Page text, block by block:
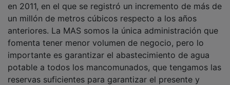
en 2011, en el que se registró un incremento de más de
un millón de metros cúbicos respecto a los años
anteriores. La MAS somos la única administración que
fomenta tener menor volumen de negocio, pero lo
importante es garantizar el abastecimiento de agua
potable a todos los mancomunados, que tengamos las
reservas suficientes para garantizar el presente y